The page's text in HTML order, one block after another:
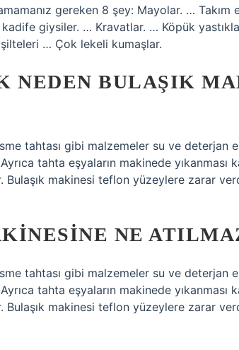
gereken 8 şey: Mayolar. …
giysiler. … Kravatlar. … Köpük
… Çok lekeli kumaşlar.
NEDEN BULAŞIK
tahtası gibi malzemeler su ve deterjan
tahta eşyaların makinede yıkanması
Bulaşık makinesi teflon yüzeylere zarar
NE
tahtası gibi malzemeler su ve deterjan
tahta eşyaların makinede yıkanması
Bulaşık makinesi teflon yüzeylere zarar